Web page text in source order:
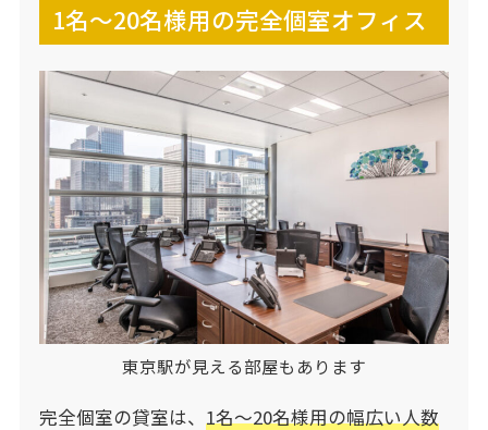
1名～20名様用の完全個室オフィス
東京駅が見える部屋もあります
完全個室の貸室は、 1名～20名様用の幅広い人数